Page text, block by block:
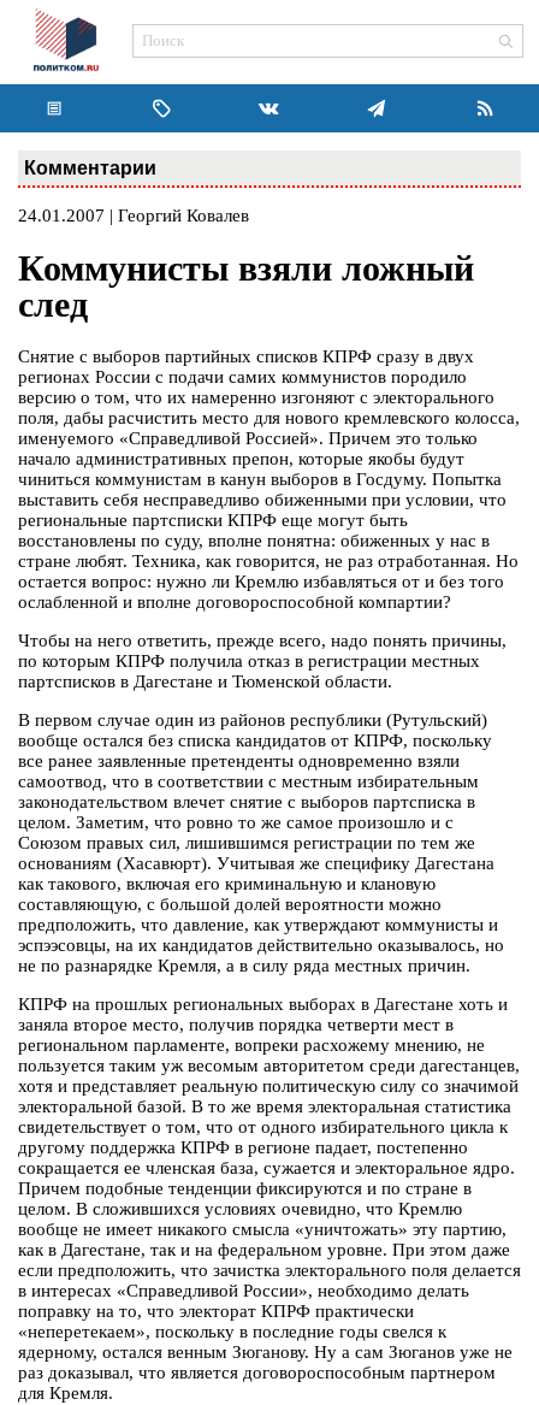
Комментарии
24.01.2007 | Георгий Ковалев
Коммунисты взяли ложный
след
Снятие с выборов партийных списков КПРФ сразу в двух
регионах России с подачи самих коммунистов породило
версию о том, что их намеренно изгоняют с электорального
поля, дабы расчистить место для нового кремлевского колосса,
именуемого «Справедливой Россией». Причем это только
начало административных препон, которые якобы будут
чиниться коммунистам в канун выборов в Госдуму. Попытка
выставить себя несправедливо обиженными при условии, что
региональные партсписки КПРФ еще могут быть
восстановлены по суду, вполне понятна: обиженных у нас в
стране любят. Техника, как говорится, не раз отработанная. Но
остается вопрос: нужно ли Кремлю избавляться от и без того
ослабленной и вполне договороспособной компартии?
Чтобы на него ответить, прежде всего, надо понять причины,
по которым КПРФ получила отказ в регистрации местных
партсписков в Дагестане и Тюменской области.
В первом случае один из районов республики (Рутульский)
вообще остался без списка кандидатов от КПРФ, поскольку
все ранее заявленные претенденты одновременно взяли
самоотвод, что в соответствии с местным избирательным
законодательством влечет снятие с выборов партсписка в
целом. Заметим, что ровно то же самое произошло и с
Союзом правых сил, лишившимся регистрации по тем же
основаниям (Хасавюрт). Учитывая же специфику Дагестана
как такового, включая его криминальную и клановую
составляющую, с большой долей вероятности можно
предположить, что давление, как утверждают коммунисты и
эспээсовцы, на их кандидатов действительно оказывалось, но
не по разнарядке Кремля, а в силу ряда местных причин.
КПРФ на прошлых региональных выборах в Дагестане хоть и
заняла второе место, получив порядка четверти мест в
региональном парламенте, вопреки расхожему мнению, не
пользуется таким уж весомым авторитетом среди дагестанцев,
хотя и представляет реальную политическую силу со значимой
электоральной базой. В то же время электоральная статистика
свидетельствует о том, что от одного избирательного цикла к
другому поддержка КПРФ в регионе падает, постепенно
сокращается ее членская база, сужается и электоральное ядро.
Причем подобные тенденции фиксируются и по стране в
целом. В сложившихся условиях очевидно, что Кремлю
вообще не имеет никакого смысла «уничтожать» эту партию,
как в Дагестане, так и на федеральном уровне. При этом даже
если предположить, что зачистка электорального поля делается
в интересах «Справедливой России», необходимо делать
поправку на то, что электорат КПРФ практически
«неперетекаем», поскольку в последние годы свелся к
ядерному, остался венным Зюганову. Ну а сам Зюганов уже не
раз доказывал, что является договороспособным партнером
для Кремля.